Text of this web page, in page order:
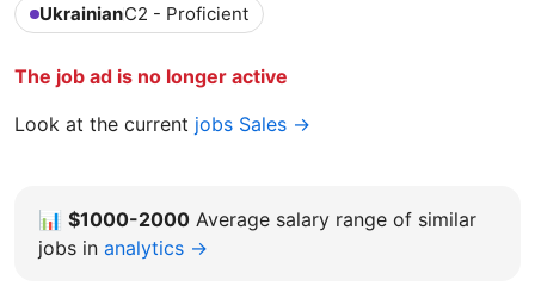
UkrainianC2 - Proficient
The job ad is no longer active
Look at the current jobs Sales →
📊 $1000-2000 Average salary range of similar
jobs in analytics →